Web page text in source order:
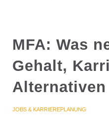
MFA: Was
Gehalt,
Alternativen
JOBS & KARRIEREPLANUNG